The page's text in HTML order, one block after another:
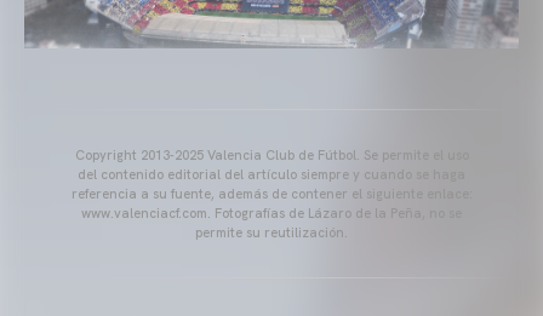
Copyright 2013-2025 Valencia Club de Fútbol. Se permite el uso
del contenido editorial del artículo siempre y cuando se haga
referencia a su fuente, además de contener el siguiente enlace:
www.valenciacf.com. Fotografías de Lázaro de la Peña, no se
permite su reutilización.